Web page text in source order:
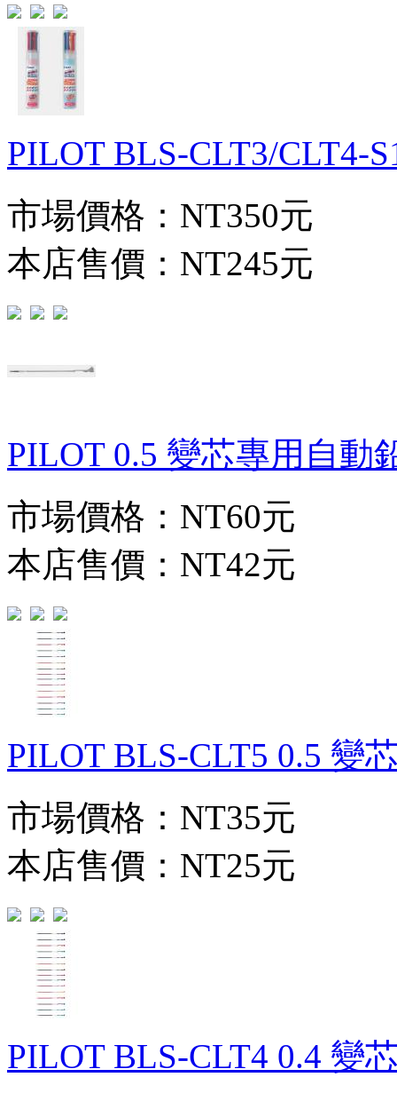
PILOT BLS-CLT3/CLT4-
市場價格： NT350元
本店售價： NT245元
PILOT 0.5 變芯專用自動
市場價格： NT60元
本店售價： NT42元
PILOT BLS-CLT5 0.5 變
市場價格： NT35元
本店售價： NT25元
PILOT BLS-CLT4 0.4 變